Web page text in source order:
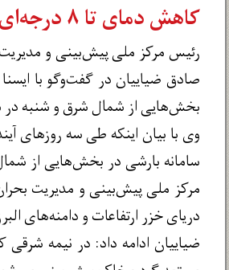
کاهش دمای تا ۸ درجه‌ای و بارش پراکنده
رئیس مرکز ملی پیش‌بینی و
صادق ضیاییان در گفت‌وگو با
بخش‌هایی از شمال شرق و شنبه در
وی با بیان اینکه طی سه روزهای
سامانه بارشی در بخش‌هایی از
مرکز ملی پیش‌بینی و مدیریت
دریای خزر ارتفاعات و دامنه‌های
ضیاییان ادامه داد: در نیمه